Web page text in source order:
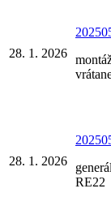
28. 1. 2026
28. 1. 2026
RE22